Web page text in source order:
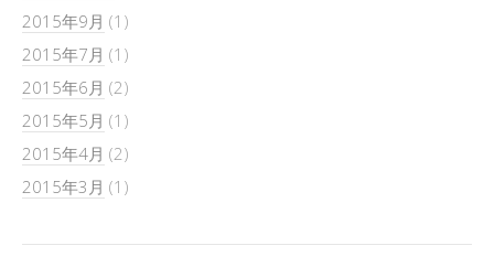
2015年9月 (1)
2015年7月 (1)
2015年6月 (2)
2015年5月 (1)
2015年4月 (2)
2015年3月 (1)